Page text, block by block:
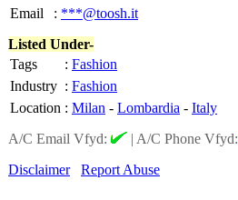
Email
: ***@toosh.it
Listed Under-
Tags
: Fashion
Industry : Fashion
Location : Milan - Lombardia - Italy
A/C Email Vfyd:
| A/C Phone Vfyd:
Disclaimer
Report Abuse